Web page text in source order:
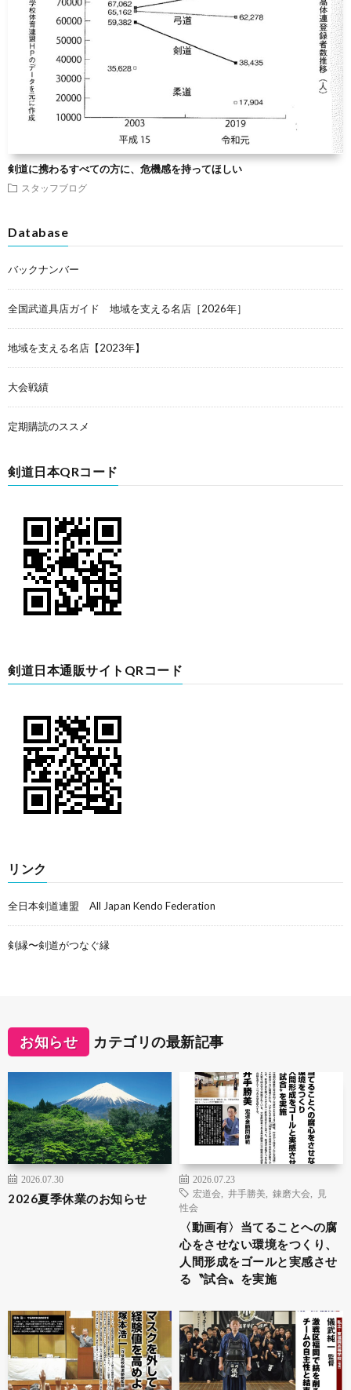
剣道に携わるすべての方に、危機感を持ってほしい
スタッフブログ
Database
バックナンバー
全国武道具店ガイド 地域を支える名店［2026年］
地域を支える名店【2023年】
大会戦績
定期購読のススメ
剣道日本QRコード
剣道日本通販サイトQRコード
リンク
全日本剣道連盟 All Japan Kendo Federation
剣縁〜剣道がつなぐ縁
お知らせ カテゴリの最新記事
2026.07.30
2026夏季休業のお知らせ
2026.07.23
宏道会
井手勝美 錬磨大会
見
性会
〈動画有〉当てることへの腐
心をさせない環境をつくり、
人間形成をゴールと実感させ
る〝試合〟を実施